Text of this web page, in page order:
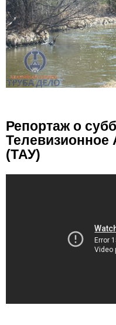
Репортаж о
Телевизионное
(ТАУ)